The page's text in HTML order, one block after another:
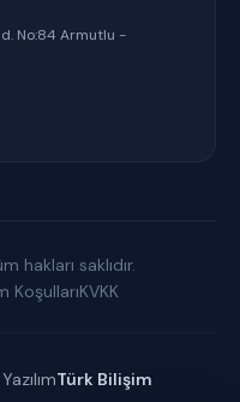
No:84 Armutlu -
hakları saklıdır.
KoşullarıKVKK
Türk Bilişim